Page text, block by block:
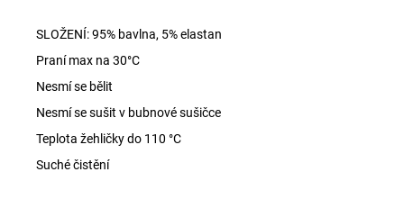
SLOŽENÍ:95% bavlna, 5% elastan
Praní max na 30°C
Nesmí se bělit
Nesmí se sušit v bubnové sušičce
Teplota žehličky do 110 °C
Suché čistění